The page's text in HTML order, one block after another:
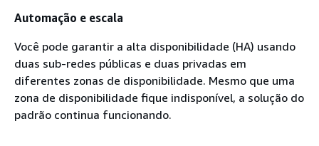
Automação e escala
Você pode garantir a alta disponibilidade (HA) usando
duas sub-redes públicas e duas privadas em
diferentes zonas de disponibilidade. Mesmo que uma
zona de disponibilidade fique indisponível, a solução do
padrão continua funcionando.